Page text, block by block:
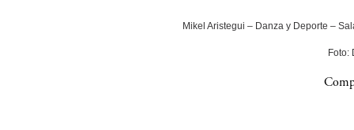
Mikel Aristegui – Danza y Deporte –
Foto: